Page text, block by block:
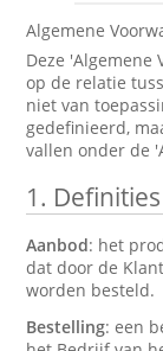
Algemene
Deze 'Algemene
op de relatie
niet van
gedefinieerd,
vallen onder de
1. Definities
Aanbod: het
dat door de
worden besteld.
Bestelling: een